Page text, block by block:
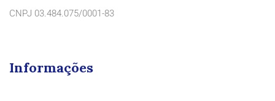
CNPJ 03.484.075/0001-83
Informações